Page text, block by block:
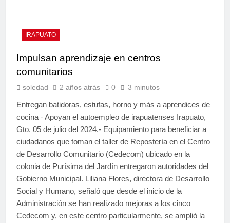
IRAPUATO
Impulsan aprendizaje en centros
comunitarios
soledad 2 años atrás 0 3 minutos
Entregan batidoras, estufas, horno y más a aprendices de
cocina · Apoyan el autoempleo de irapuatenses Irapuato,
Gto. 05 de julio del 2024.- Equipamiento para beneficiar a
ciudadanos que toman el taller de Repostería en el Centro
de Desarrollo Comunitario (Cedecom) ubicado en la
colonia de Purísima del Jardín entregaron autoridades del
Gobierno Municipal. Liliana Flores, directora de Desarrollo
Social y Humano, señaló que desde el inicio de la
Administración se han realizado mejoras a los cinco
Cedecom y, en este centro particularmente, se amplió la